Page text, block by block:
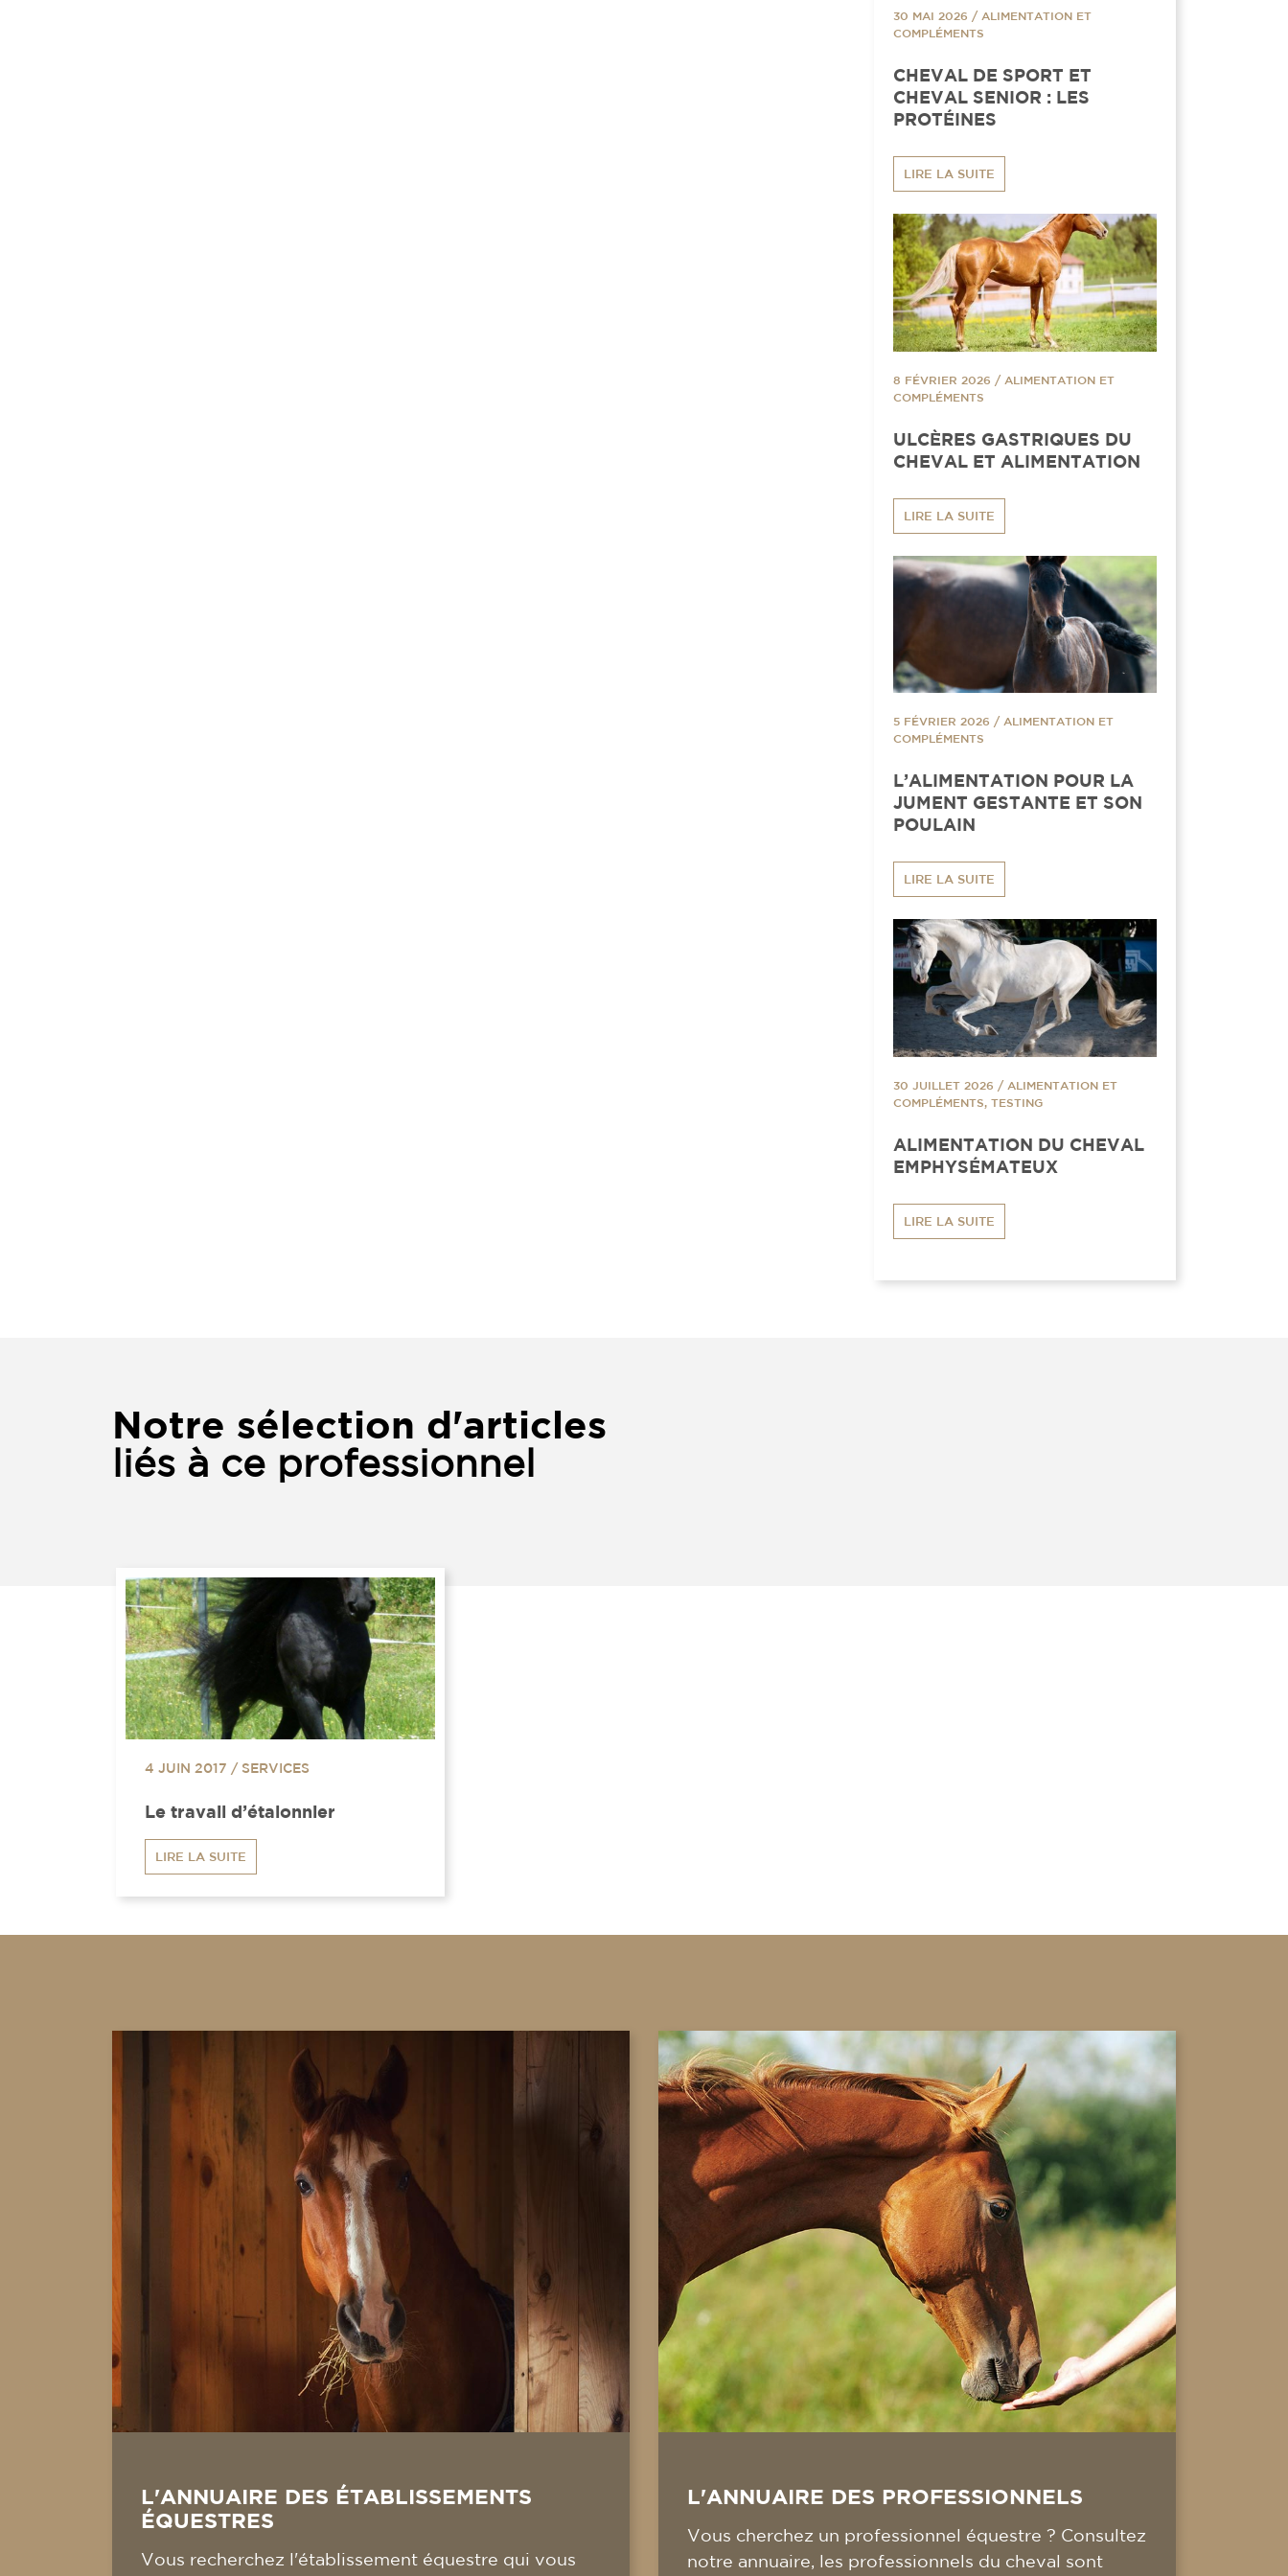
30 MAI 2026 / ALIMENTATION ET
COMPLÉMENTS
CHEVAL DE SPORT ET
CHEVAL SENIOR : LES
PROTÉINES
LIRE LA SUITE
8 FÉVRIER 2026 / ALIMENTATION ET
COMPLÉMENTS
ULCÈRES GASTRIQUES DU
CHEVAL ET ALIMENTATION
LIRE LA SUITE
5 FÉVRIER 2026 / ALIMENTATION ET
COMPLÉMENTS
L’ALIMENTATION POUR LA
JUMENT GESTANTE ET SON
POULAIN
LIRE LA SUITE
30 JUILLET 2026 / ALIMENTATION ET
COMPLÉMENTS, TESTING
ALIMENTATION DU CHEVAL
EMPHYSÉMATEUX
LIRE LA SUITE
Notre sélection d'articles
liés à ce professionnel
4 JUIN 2017 / SERVICES
Le travail d’étalonnier
LIRE LA SUITE
L'ANNUAIRE DES ÉTABLISSEMENTS
ÉQUESTRES
Vous recherchez l'établissement équestre qui vous
L'ANNUAIRE DES PROFESSIONNELS
Vous cherchez un professionnel équestre ? Consultez
notre annuaire, les professionnels du cheval sont